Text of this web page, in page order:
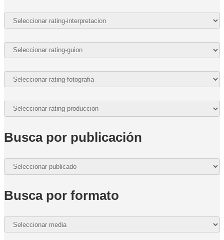
Busca por publicación
Busca por formato